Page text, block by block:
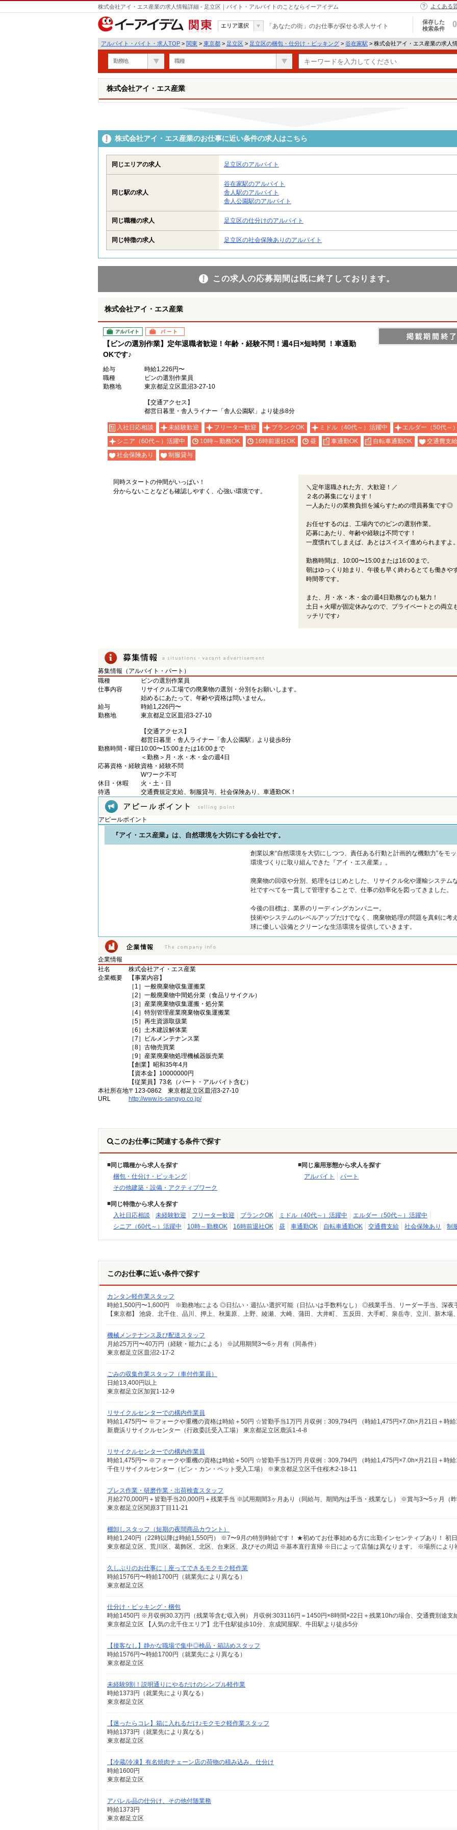
株式会社アイ・エス産業の求人情報詳細 - 足立区｜バイト・アルバイトのことならイーアイデム よくある
関東
エリア選択 「あなたの街」のお仕事が探せる求人サイト
保存した
検索条件
0
アルバイト・バイト・求人TOP > 関東 > 東京都 > 足立区 > 足立区の梱包・仕分け・ピッキング > 谷在家駅 > 株式会社アイ・エス産業の求人
勤務地 職種
株式会社アイ・エス産業
株式会社アイ・エス産業のお仕事に近い条件の求人はこちら
同じエリアの求人 足立区のアルバイト
同じ駅の求人
谷在家駅のアルバイト
舎人駅のアルバイト
舎人公園駅のアルバイト
同じ職種の求人 足立区の仕分けのアルバイト
同じ特徴の求人 足立区の社会保険ありのアルバイト
この求人の応募期間は既に終了しております。
株式会社アイ・エス産業
アルバイト パート
【ビンの選別作業】定年退職者歓迎！年齢・経験不問！週4日×短時間 ！車通勤
OKです♪
給与
時給1,226円〜
職種
ビンの選別作業員
勤務地
東京都足立区皿沼3-27-10
【交通アクセス】
都営日暮里・舎人ライナー「舎人公園駅」より徒歩8分
入社日応相談 未経験歓迎 フリーター歓迎 ブランクOK ミドル（40代～）活躍中
エルダー（50代～
シニア（60代～）活躍中
10時～勤務OK 16時前退社OK 昼 車通勤OK 自転車通勤OK
交通費支給
社会保険あり
制服貸与
同時スタートの仲間がいっぱい！
分からないことなども確認しやすく、心強い環境です。
＼定年退職された方、大歓迎！／
２名の募集になります！
一人あたりの業務負担を減らすための増員募集です◎
お任せするのは、工場内でのビンの選別作業。
応募にあたり、年齢や経験は不問です！
一度慣れてしまえば、あとはスイスイ進められますよ
勤務時間は、10:00〜15:00または16:00まで。
朝はゆっくり始まり、午後も早く終わるとても働きや
時間帯です。
また、月・水・木・金の週4日勤務なのも魅力！
土日＋火曜が固定休みなので、プライベートとの両立
ッチリです♪
募集情報（アルバイト・パート）
職種
ビンの選別作業員
仕事内容
リサイクル工場での廃棄物の選別・分別をお願いします。
始めるにあたって、年齢や資格は問いません。
給与
時給1,226円〜
勤務地
東京都足立区皿沼3-27-10
【交通アクセス】
都営日暮里・舎人ライナー「舎人公園駅」より徒歩8分
勤務時間・曜日 10:00〜15:00または16:00まで
＜勤務＞月・水・木・金の週4日
応募資格・経験資格・経験不問
Wワーク不可
休日・休暇
火・土・日
待遇
交通費規定支給、制服貸与、社会保険あり、車通勤OK！
アピールポイント
『アイ・エス産業』は、自然環境を大切にする会社です。
創業以来“自然環境を大切にしつつ、責任ある行動と計画的な機動力”をモ
環境づくりに取り組んできた『アイ・エス産業』。
廃棄物の回収や分別、処理をはじめとした、リサイクル化や運輸システム
社ですべてを一貫して管理することで、仕事の効率化を図ってきました。
今後の目標は、業界のリーディングカンパニー。
技術やシステムのレベルアップだけでなく、廃棄物処理の問題を真剣に考
球に優しい設備とクリーンな生活環境を提供していきます。
企業情報
社名
株式会社アイ・エス産業
企業概要
【事業内容】
［1］一般廃棄物収集運搬業
［2］一般廃棄物中間処分業（食品リサイクル）
［3］産業廃棄物収集運搬・処分業
［4］特別管理産業廃棄物収集運搬業
［5］再生資源取扱業
［6］土木建設解体業
［7］ビルメンテナンス業
［8］古物売買業
［9］産業廃棄物処理機械器販売業
【創業】昭和35年4月
【資本金】10000000円
【従業員】73名（パート・アルバイト含む）
本社所在地〒123-0862 東京都足立区皿沼3-27-10
URL
http://www.is-sangyo.co.jp/
このお仕事に関連する条件で探す
同じ職種から求人を探す
梱包・仕分け・ピッキング
その他建築・設備・アクティブワーク
同じ雇用形態から求人を探す
アルバイト
パート
同じ特徴から求人を探す
入社日応相談
未経験歓迎 フリーター歓迎 ブランクOK ミドル（40代～）活躍中
エルダー（50代～）活躍中
シニア（60代～）活躍中
10時～勤務OK 16時前退社OK 昼 車通勤OK 自転車通勤OK 交通費支給 社会保険あり 制
このお仕事に近い条件で探す
カンタン軽作業スタッフ
機械メンテナンス及び配送スタッフ
月給25万円〜40万円（経験・能力による） ※試用期間3〜6ヶ月有（同条件）
東京都足立区皿沼2-17-2
ごみの収集作業スタッフ（車付作業員）
日給13,400円以上
東京都足立区加賀1-12-9
リサイクルセンターでの構内作業員
新鹿浜リサイクルセンター（行政委託受入工場） 東京都足立区鹿浜1-4-8
リサイクルセンターでの構内作業員
千住リサイクルセンター（ビン・カン・ペット受入工場） ※東京都足立区千住桜木2-18-11
プレス作業・研磨作業・出荷検査スタッフ
月給270,000円＋皆勤手当20,000円＋残業手当 ※試用期間3ヶ月あり（同給与、期間内は手当・残業なし） ※賞与3〜5ヶ月（
東京都足立区関原3丁目11-21
棚卸しスタッフ（短期の夜間商品カウント）
久しぶりのお仕事に｜座ってできるモクモク軽作業
時給1576円〜時給1700円（就業先により異なる）
東京都足立区
仕分け・ピッキング・梱包
東京都足立区 【人気の北千住エリア】北千住駅徒歩10分、京成関屋駅、牛田駅より徒歩5分
【接客なし】静かな職場で集中◎検品・箱詰めスタッフ
時給1576円〜時給1700円（就業先により異なる）
東京都足立区
未経験9割！説明通りにやるだけのシンプル軽作業
時給1373円（就業先により異なる）
東京都足立区
【迷ったらコレ】箱に入れるだけ♪モクモク軽作業スタッフ
時給1373円（就業先により異なる）
東京都足立区
【冷蔵/冷凍】有名焼肉チェーン店の荷物の積み込み、仕分け
時給1600円
東京都足立区
アパレル品の仕分け、その他付随業務
時給1373円
東京都足立区